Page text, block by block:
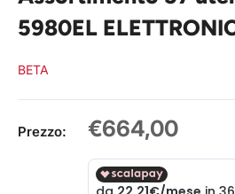
5980EL
BETA
Prezzo:
Prezzo
€664,00